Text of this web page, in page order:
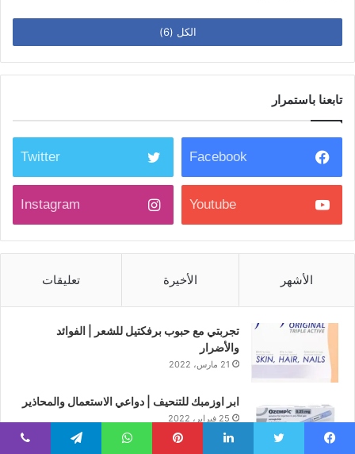
الكل (6)
تابعنا باستمرار
Facebook
Twitter
Youtube
Instagram
الأشهر الأخيرة تعليقات
تجربتي مع حبوب برفكتيل للشعر | الفوائد
والأضرار
21 مارس، 2022
ابر اوزمبك للتنحيف | دواعي الاستعمال والمحاذير
25 فبراير، 2022